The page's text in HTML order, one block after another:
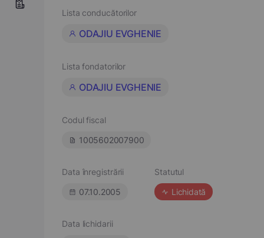
Lista conducătorilor
ODAJIU EVGHENIE
Lista fondatorilor
ODAJIU EVGHENIE
Codul fiscal
1005602007900
Data înregistrării
07.10.2005
Statutul
Lichidată
Data lichidarii